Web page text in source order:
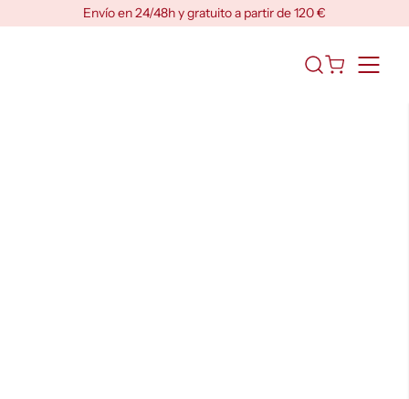
Envío en 24/48h y gratuito a partir de 120 €
Abrir